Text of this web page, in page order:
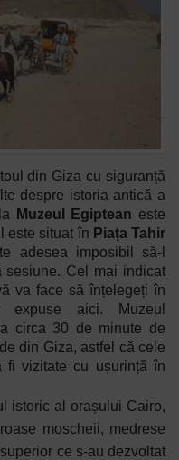
din Giza cu siguranță
despre istoria antică a
Muzeul Egiptean este
este situat în Piața Tahir
adesea imposibil să-l
sesiune. Cel mai indicat
va face să înțelegeți în
expuse aici. Muzeul
circa 30 de minute de
din Giza, astfel că cele
fi vizitate cu ușurință în
istoric al orașului Cairo,
moscheii, medrese
ce s-au dezvoltat